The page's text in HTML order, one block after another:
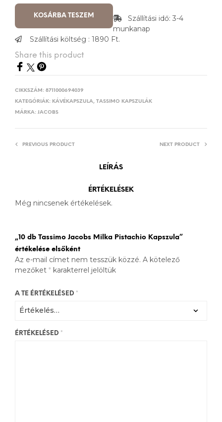
KOSÁRBA TESZEM
Szállítási idő: 3-4
munkanap
Szállítási költség : 1890 Ft.
Share this product
CIKKSZÁM: 8711000694039
KATEGÓRIÁK: KÁVÉKAPSZULA, TASSIMO KAPSZULÁK
MÁRKA: JACOBS
PREVIOUS PRODUCT NEXT PRODUCT
LEÍRÁS
ÉRTÉKELÉSEK
Még nincsenek értékelések.
„10 db Tassimo Jacobs Milka Pistachio Kapszula”
értékelése elsőként
Az e-mail címet nem tesszük közzé. A kötelező
mezőket * karakterrel jelöltük
A TE ÉRTÉKELÉSED *
ÉRTÉKELÉSED *